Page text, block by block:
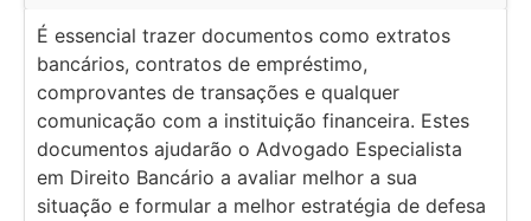
É essencial trazer documentos como extratos
bancários, contratos de empréstimo,
comprovantes de transações e qualquer
comunicação com a instituição financeira. Estes
documentos ajudarão o Advogado Especialista
em Direito Bancário a avaliar melhor a sua
situação e formular a melhor estratégia de defesa